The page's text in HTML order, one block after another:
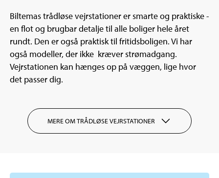
Biltemas trådløse vejrstationer er smarte og praktiske -
en flot og brugbar detalje til alle boliger hele året
rundt. Den er også praktisk til fritidsboligen. Vi har
også modeller, der ikke kræver strømadgang.
Vejrstationen kan hænges op på væggen, lige hvor
det passer dig.
MERE OM TRÅDLØSE VEJRSTATIONER